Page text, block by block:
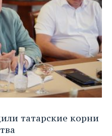
татарские корни